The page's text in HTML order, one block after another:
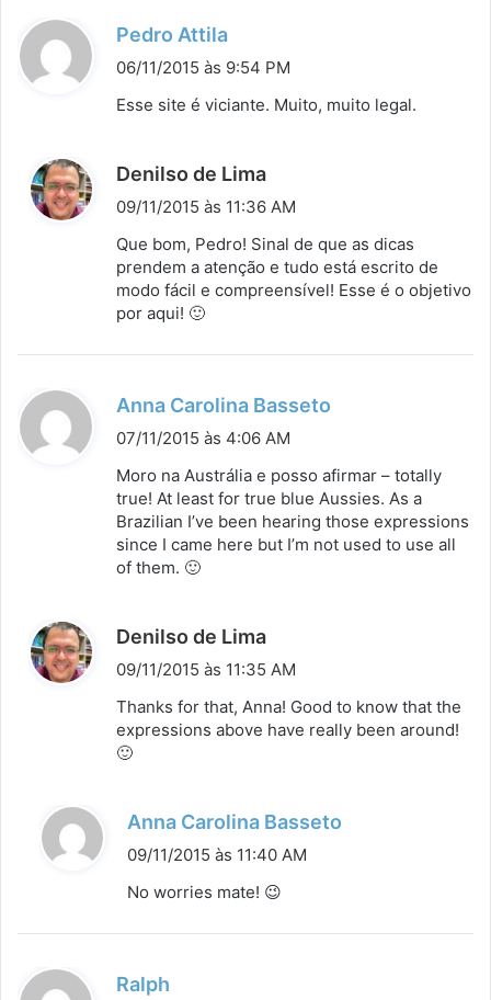
Pedro Attila
i
:
06/11/2015 às 9:54 PM
Esse site é viciante. Muito, muito legal.
Denilso de Lima
s
e
09/11/2015 às 11:36 AM
Que bom, Pedro! Sinal de que as dicas
prendem a atenção e tudo está escrito de
modo fácil e compreensível! Esse é o objetivo
por aqui! 🙂
Anna Carolina Basseto
s
e
:
07/11/2015 às 4:06 AM
Moro na Austrália e posso afirmar – totally
true! At least for true blue Aussies. As a
Brazilian I’ve been hearing those expressions
since I came here but I’m not used to use all
of them. 🙂
Denilso de Lima
s
09/11/2015 às 11:35 AM
Thanks for that, Anna! Good to know that the
expressions above have really been around!
🙂
Anna Carolina Basseto
e
09/11/2015 às 11:40 AM
No worries mate! 😉
Ralph